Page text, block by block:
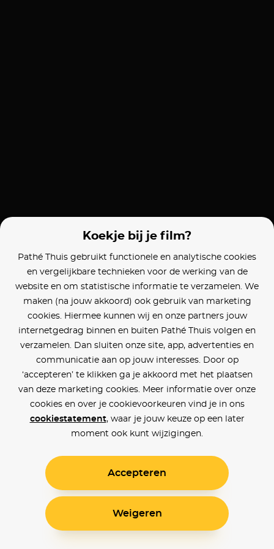
Koekje bij je film?
Pathé Thuis gebruikt functionele en analytische cookies
en vergelijkbare technieken voor de werking van de
website en om statistische informatie te verzamelen. We
maken (na jouw akkoord) ook gebruik van marketing
cookies. Hiermee kunnen wij en onze partners jouw
internetgedrag binnen en buiten Pathé Thuis volgen en
verzamelen. Dan sluiten onze site, app, advertenties en
communicatie aan op jouw interesses. Door op
‘accepteren’ te klikken ga je akkoord met het plaatsen
van deze marketing cookies. Meer informatie over onze
cookies en over je cookievoorkeuren vind je in ons
cookiestatement, waar je jouw keuze op een later
moment ook kunt wijzigingen.
Accepteren
Weigeren